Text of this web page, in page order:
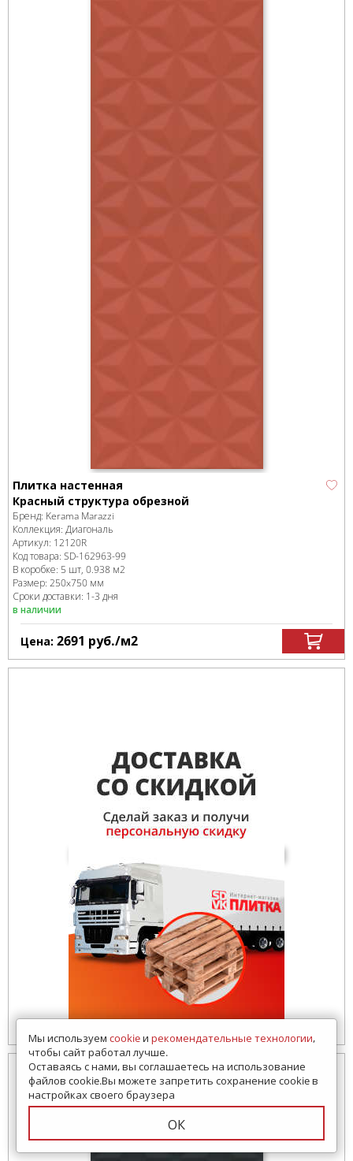
Плитка настенная
Красный структура обрезной
Бренд: Kerama Marazzi
Коллекция: Диагональ
Артикул: 12120R
Код товара: SD-162963-99
В коробке: 5 шт, 0.938 м2
Размер: 250x750 мм
Сроки доставки: 1-3 дня
в наличии
Цена: 2691 руб./м2
Мы используем cookieи рекомендательные технологии,
чтобы сайт работал лучше.
Оставаясь с нами, вы соглашаетесь на использование
файлов cookie.Вы можете запретить сохранение cookie в
настройках своего браузера
ОК